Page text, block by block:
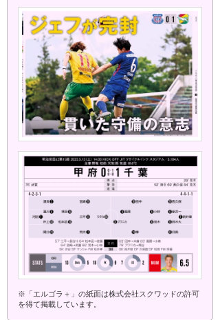
※「エルゴラ＋」の紙面は株式会社スクワッドの許可
を得て掲載しています。